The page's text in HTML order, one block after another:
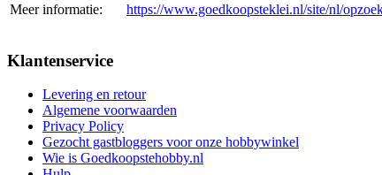
Meer informatie: https://www.goedkoopsteklei.nl/site/nl/
Klantenservice
Levering en retour
Algemene voorwaarden
Privacy Policy
Gezocht gastbloggers voor onze hobbywinkel
Wie is Goedkoopstehobby.nl